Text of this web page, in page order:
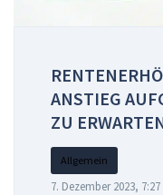
ANSTIEG
ZU
Allgemein
7. Dezember 2023,